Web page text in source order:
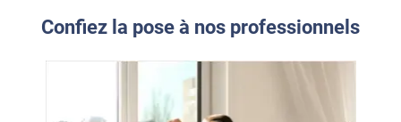
Confiez la pose à nos professionnels